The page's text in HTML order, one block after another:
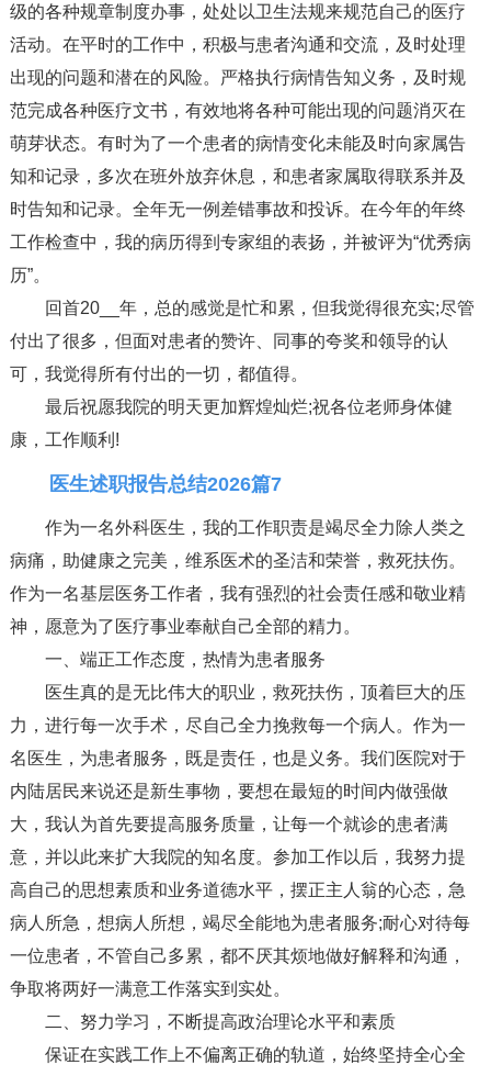
级的各种规章制度办事，处处以卫生法规来规范自己的医疗
活动。在平时的工作中，积极与患者沟通和交流，及时处理
出现的问题和潜在的风险。严格执行病情告知义务，及时规
范完成各种医疗文书，有效地将各种可能出现的问题消灭在
萌芽状态。有时为了一个患者的病情变化未能及时向家属告
知和记录，多次在班外放弃休息，和患者家属取得联系并及
时告知和记录。全年无一例差错事故和投诉。在今年的年终
工作检查中，我的病历得到专家组的表扬，并被评为“优秀病
历”。
回首20__年，总的感觉是忙和累，但我觉得很充实;尽管
付出了很多，但面对患者的赞许、同事的夸奖和领导的认
可，我觉得所有付出的一切，都值得。
最后祝愿我院的明天更加辉煌灿烂;祝各位老师身体健
康，工作顺利!
医生述职报告总结2026篇7
作为一名外科医生，我的工作职责是竭尽全力除人类之
病痛，助健康之完美，维系医术的圣洁和荣誉，救死扶伤。
作为一名基层医务工作者，我有强烈的社会责任感和敬业精
神，愿意为了医疗事业奉献自己全部的精力。
一、端正工作态度，热情为患者服务
医生真的是无比伟大的职业，救死扶伤，顶着巨大的压
力，进行每一次手术，尽自己全力挽救每一个病人。作为一
名医生，为患者服务，既是责任，也是义务。我们医院对于
内陆居民来说还是新生事物，要想在最短的时间内做强做
大，我认为首先要提高服务质量，让每一个就诊的患者满
意，并以此来扩大我院的知名度。参加工作以后，我努力提
高自己的思想素质和业务道德水平，摆正主人翁的心态，急
病人所急，想病人所想，竭尽全能地为患者服务;耐心对待每
一位患者，不管自己多累，都不厌其烦地做好解释和沟通，
争取将两好一满意工作落实到实处。
二、努力学习，不断提高政治理论水平和素质
保证在实践工作上不偏离正确的轨道，始终坚持全心全